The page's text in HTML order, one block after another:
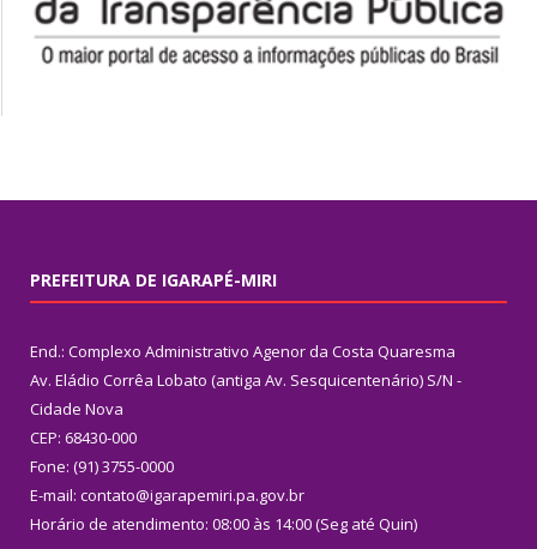
PREFEITURA DE IGARAPÉ-MIRI
End.: Complexo Administrativo Agenor da Costa Quaresma
Av. Eládio Corrêa Lobato (antiga Av. Sesquicentenário) S/N -
Cidade Nova
CEP: 68430-000
Fone: (91) 3755-0000
E-mail: contato@igarapemiri.pa.gov.br
Horário de atendimento: 08:00 às 14:00 (Seg até Quin)